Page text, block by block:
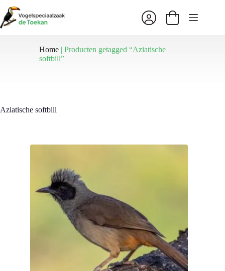
naar
de
inhoud
Winkelwagen
Home |Producten getagged “Aziatische
softbill”
Aziatische softbill